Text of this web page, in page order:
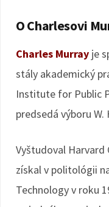
O Charlesovi
Charles Murray je
stály akademický
Institute for Public
predsedá výboru
Vyštudoval Harvard
získal v politológii
Technology v roku